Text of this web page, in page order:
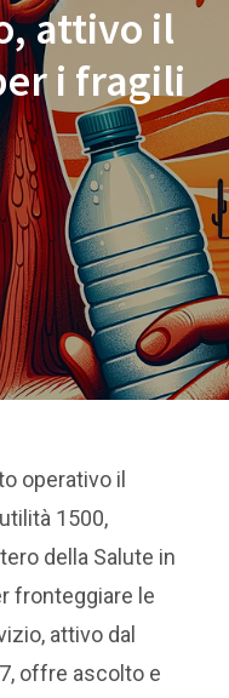
attivo il
i fragili
operativo il
1500,
della Salute in
fronteggiare le
attivo dal
offre ascolto e